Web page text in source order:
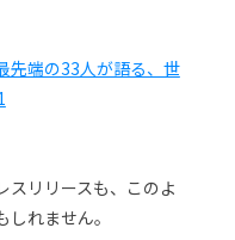
端の33人が語る、世
スリリースも、このよ
れません。